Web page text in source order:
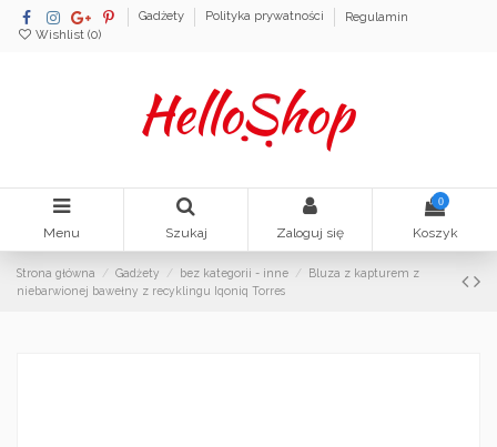
Gadżety Polityka prywatności
Regulamin
Wishlist (0)
Menu Szukaj Zaloguj się
0
Koszyk
Strona główna Gadżety bez kategorii - inne
Bluza z kapturem z
niebarwionej bawełny z recyklingu Iqoniq Torres